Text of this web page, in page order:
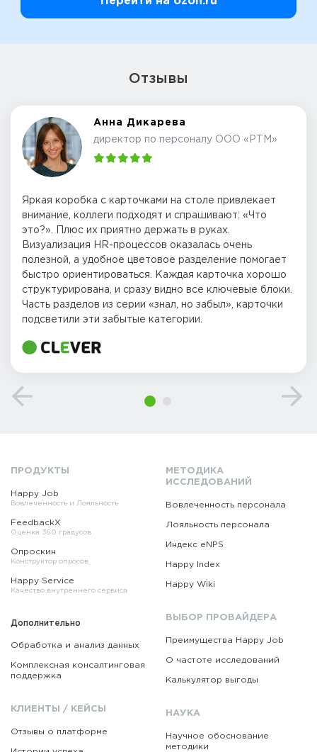
Отзывы
Анна Дикарева
директор по персоналу ООО «РТМ»
Яркая коробка с карточками на столе привлекает
внимание, коллеги подходят и спрашивают: «Что
это?». Плюс их приятно держать в руках.
Визуализация HR-процессов оказалась очень
полезной, а удобное цветовое разделение помогает
быстро ориентироваться. Каждая карточка хорошо
структурирована, и сразу видно все ключевые блоки.
Часть разделов из серии «знал, но забыл», карточки
подсветили эти забытые категории.
ПРОДУКТЫ
Happy Job
Вовлеченность и Лояльность
FeedbackX
Оценка 360 градусов
Опроскин
Конструктор опросов
Happy Service
Качество внутреннего сервиса
Дополнительно
Обработка и анализ данных
Комплексная консалтинговая
поддержка
КЛИЕНТЫ / КЕЙСЫ
Отзывы о платформе
МЕТОДИКА
ИССЛЕДОВАНИЙ
Вовлеченность персонала
Лояльность персонала
Индекс eNPS
Happy Index
Happy Wiki
ВЫБОР ПРОВАЙДЕРА
Преимущества Happy Job
О частоте исследований
Калькулятор выгоды
НАУКА
Научное обоснование
методики